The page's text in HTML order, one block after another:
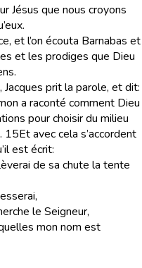
Jésus que nous croyons
et l’on écouta Barnabas et
et les prodiges que Dieu
prit la parole, et dit:
a raconté comment Dieu
pour choisir du milieu
15Et avec cela s’accordent
est écrit:
de sa chute la tente
le Seigneur,
mon nom est